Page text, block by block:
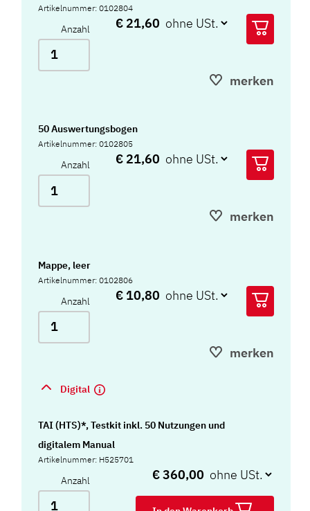
Artikelnummer: 0102804
Anzahl € 21,60
merken
50 Auswertungsbogen
Artikelnummer: 0102805
Anzahl € 21,60
merken
Mappe, leer
Artikelnummer: 0102806
Anzahl € 10,80
merken
Digital
TAI (HTS)*, Testkit inkl. 50 Nutzungen und
digitalem Manual
Artikelnummer: H525701
Anzahl € 360,00